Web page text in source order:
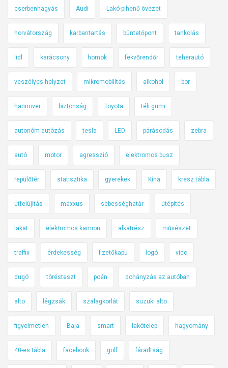
cserbenhagyás Audi Lakó-pihenő övezet
horvátország karbantartás büntetőpont tankolás
lidl karácsony homok fekvőrendőr teherautó
veszélyes helyzet mikromobilitás alkohol bor
hannover biztonság Toyota téli gumi
autonóm autózás tesla LED párásodás zebra
autó motor agresszió elektromos busz
repülőtér statisztika gyerekek Kína kresz tábla
útfelújítás maxxus sebességhatár útépítés
lakat elektromos kamion alkatrész művészet
traffix érdekesség fizetőkapu logó vicc
dugó törésteszt poén dohányzás az autóban
alto légzsák szalagkorlát suzuki alto
figyelmetlen Baja smart lakótelep hagyomány
40-es tábla facebook golf fáradtság